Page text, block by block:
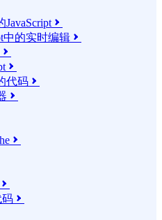

中的实时编辑 


代码 



码 